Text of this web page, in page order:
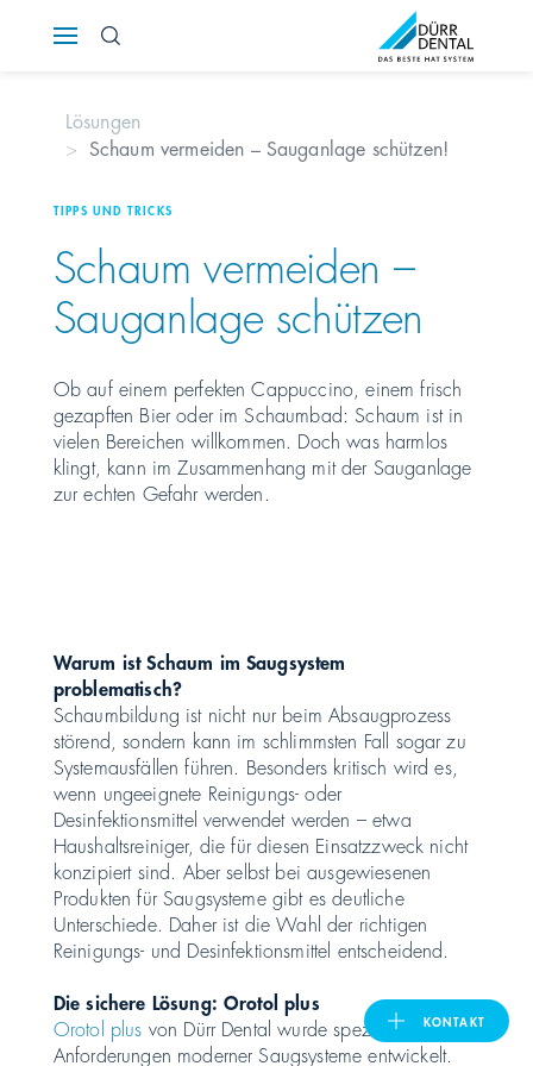
Polska
România
Suomi
Sverige
Switzerland DE FR IT
ASIA PACIFIC
Australia
India
日本
Malaysia
대한민국
KONTAKT
Lösungen
Schaum vermeiden – Sauganlage schützen!
TIPPS UND TRICKS
Schaum vermeiden –
Sauganlage schützen
Ob auf einem perfekten Cappuccino, einem frisch
gezapften Bier oder im Schaumbad: Schaum ist in
vielen Bereichen willkommen. Doch was harmlos
klingt, kann im Zusammenhang mit der Sauganlage
zur echten Gefahr werden.
Warum ist Schaum im Saugsystem
problematisch?
Schaumbildung ist nicht nur beim Absaugprozess
störend, sondern kann im schlimmsten Fall sogar zu
Systemausfällen führen. Besonders kritisch wird es,
wenn ungeeignete Reinigungs- oder
Desinfektionsmittel verwendet werden – etwa
Haushaltsreiniger, die für diesen Einsatzzweck nicht
konzipiert sind. Aber selbst bei ausgewiesenen
Produkten für Saugsysteme gibt es deutliche
Unterschiede. Daher ist die Wahl der richtigen
Reinigungs- und Desinfektionsmittel entscheidend.
Die sichere Lösung: Orotol plus
Orotol plus von Dürr Dental wurde speziell für die
Anforderungen moderner Saugsysteme entwickelt.